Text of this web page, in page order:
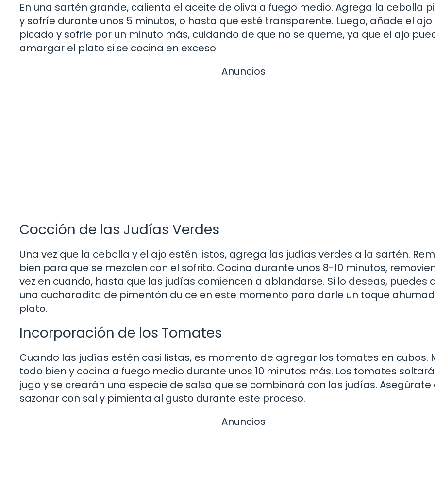
En una sartén grande, calienta el aceite de oliva a fuego medio. Agrega la cebolla
y sofríe durante unos 5 minutos, o hasta que esté transparente. Luego, añade el ajo
picado y sofríe por un minuto más, cuidando de que no se queme, ya que el ajo
amargar el plato si se cocina en exceso.
Anuncios
Cocción de las Judías Verdes
Una vez que la cebolla y el ajo estén listos, agrega las judías verdes a la sartén.
bien para que se mezclen con el sofrito. Cocina durante unos 8-10 minutos,
vez en cuando, hasta que las judías comiencen a ablandarse. Si lo deseas, puedes
una cucharadita de pimentón dulce en este momento para darle un toque
plato.
Incorporación de los Tomates
Cuando las judías estén casi listas, es momento de agregar los tomates en cubos.
todo bien y cocina a fuego medio durante unos 10 minutos más. Los tomates
jugo y se crearán una especie de salsa que se combinará con las judías. Asegúrate
sazonar con sal y pimienta al gusto durante este proceso.
Anuncios